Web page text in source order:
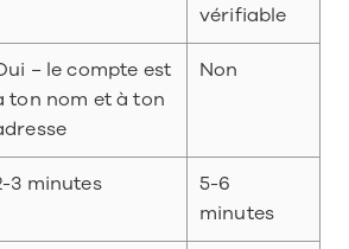
vérifiable
− le compte est
ton nom et à ton
Non
3 minutes
5-6
minutes